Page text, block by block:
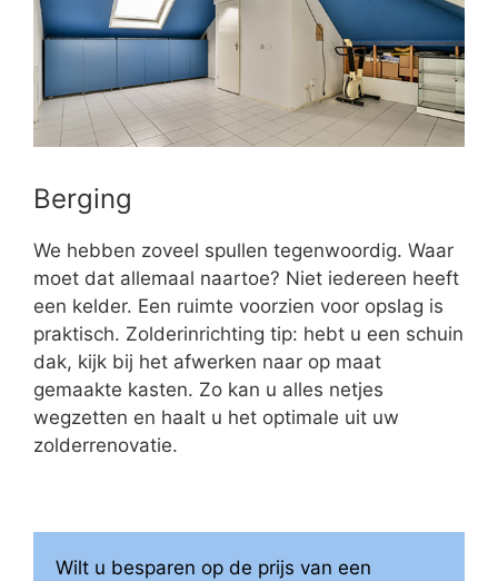
Berging
We hebben zoveel spullen tegenwoordig. Waar
moet dat allemaal naartoe? Niet iedereen heeft
een kelder. Een ruimte voorzien voor opslag is
praktisch. Zolderinrichting tip: hebt u een schuin
dak, kijk bij het afwerken naar op maat
gemaakte kasten. Zo kan u alles netjes
wegzetten en haalt u het optimale uit uw
zolderrenovatie.
Wilt u besparen op de prijs van een